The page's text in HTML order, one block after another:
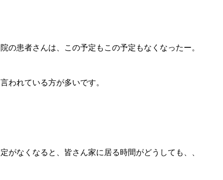
の患者さんは、この予定もこの予定もなくなったー。
われている方が多いです。
がなくなると、皆さん家に居る時間がどうしても、、